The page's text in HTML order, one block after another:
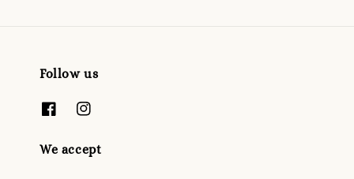
Follow us
We accept